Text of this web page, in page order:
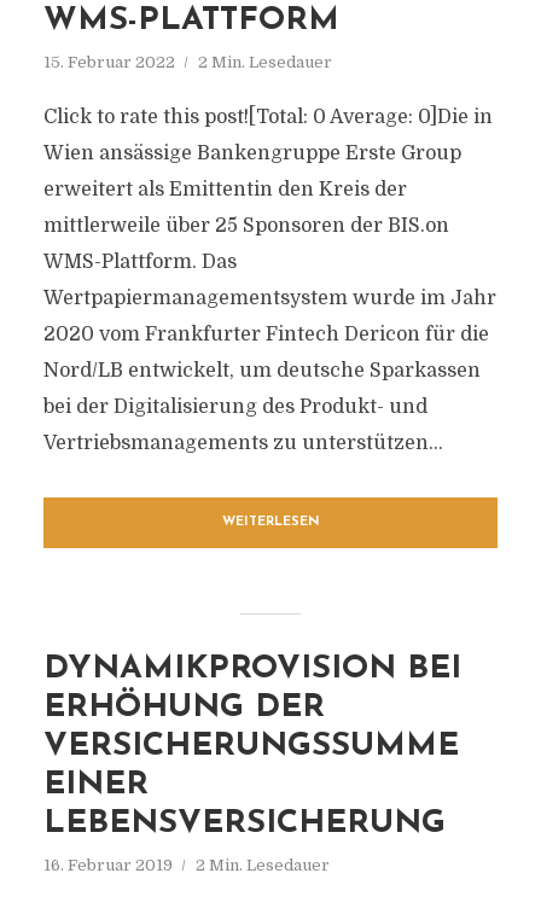
WMS-PLATTFORM
15. Februar 2022 2 Min. Lesedauer
Click to rate this post![Total: 0 Average: 0]Die in
Wien ansässige Bankengruppe Erste Group
erweitert als Emittentin den Kreis der
mittlerweile über 25 Sponsoren der BIS.on
WMS-Plattform. Das
Wertpapiermanagementsystem wurde im Jahr
2020 vom Frankfurter Fintech Dericon für die
Nord/LB entwickelt, um deutsche Sparkassen
bei der Digitalisierung des Produkt- und
Vertriebsmanagements zu unterstützen...
WEITERLESEN
DYNAMIKPROVISION BEI
ERHÖHUNG DER
VERSICHERUNGSSUMME
EINER
LEBENSVERSICHERUNG
16. Februar 2019 2 Min. Lesedauer